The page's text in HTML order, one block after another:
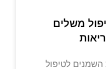
משלים
לטיפול